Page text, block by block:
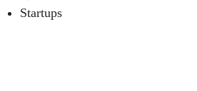
Startups